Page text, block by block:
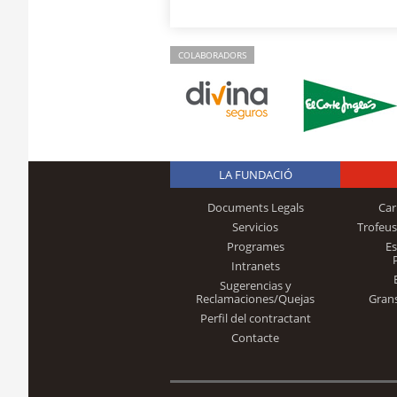
COLABORADORS
LA FUNDACIÓ
Documents Legals
Servicios
Programes
Intranets
Sugerencias y
Reclamaciones/Quejas
Perfil del contractant
Contacte